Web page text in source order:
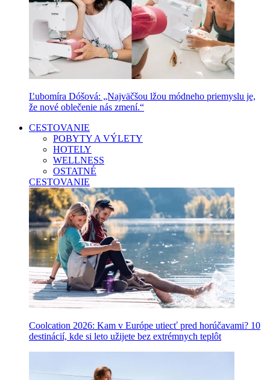
Ľubomíra Dóšová: „Najväčšou lžou módneho priemyslu je,
že nové oblečenie nás zmení.“
CESTOVANIE
POBYTY A VÝLETY
HOTELY
WELLNESS
OSTATNÉ
CESTOVANIE
Coolcation 2026: Kam v Európe utiecť pred horúčavami? 10
destinácií, kde si leto užijete bez extrémnych teplôt